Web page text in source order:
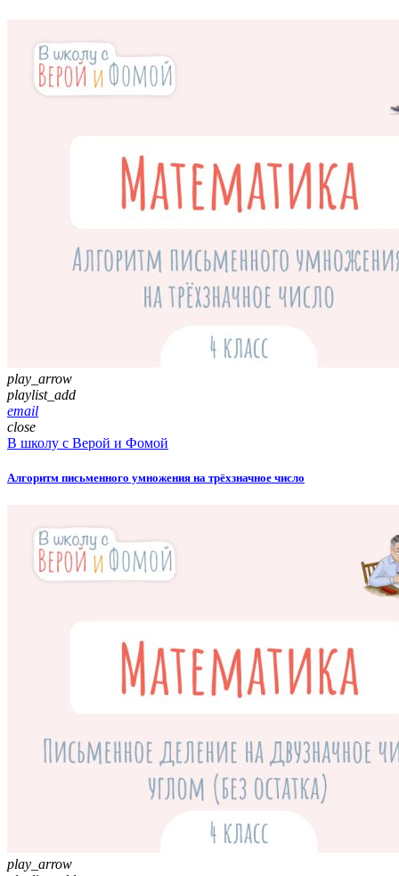
play_arrow
playlist_add
email
close
В школу с Верой и Фомой
Алгоритм письменного умножения на трёхзначное число
play_arrow